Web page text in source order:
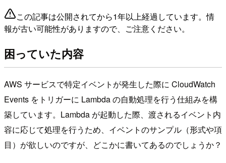
この記事は公開されてから1年以上経過しています。情
報が古い可能性がありますので、ご注意ください。
困っていた内容
AWS サービスで特定イベントが発生した際に CloudWatch
Events をトリガーに Lambda の自動処理を行う仕組みを構
築しています。Lambda が起動した際、渡されるイベント内
容に応じて処理を行うため、イベントのサンプル（形式や項
目）が欲しいのですが、どこかに書いてあるのでしょうか？